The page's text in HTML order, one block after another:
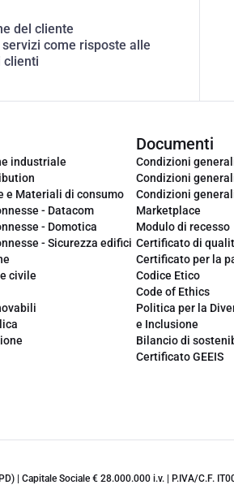
del cliente
come risposte alle
clienti
industriale
e Materiali di consumo
- Datacom
- Domotica
- Sicurezza edifici
civile
Documenti
Condizioni
Condizioni
Condizioni
Marketplace
Modulo di recesso
Certificato di
Certificato per la
Codice Etico
Code of Ethics
Politica per la
e Inclusione
Bilancio di
Certificato GEEIS
| Capitale Sociale € 28.000.000 i.v. | P.IVA/C.F.